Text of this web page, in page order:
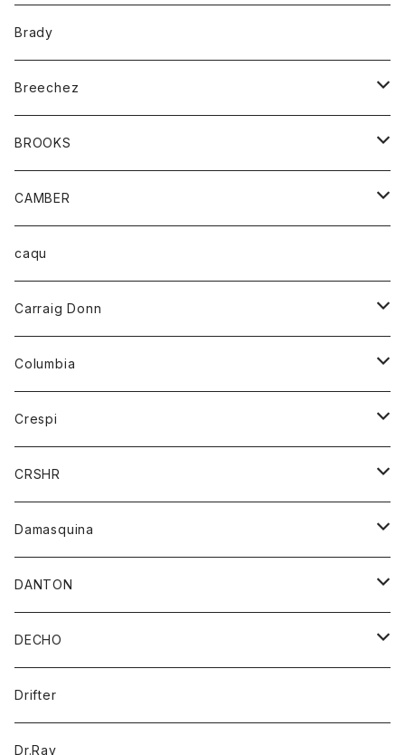
コート
バッグ
ベルト
キッズ
Tシャツ
グッズ
アンダーウェアー
カードホルダー
チーフ
バンダナ
トップス
カーディガン
トレーナー
パーカー
ボトム
オーバーオール
ショートパンツ
レディース
オーバーオール
カーディガン
Tシャツ
パーカー
Brady
Breechez
シャツ
BROOKS
グッズ
靴
CAMBER
トップス
ハーフスリーブTシャツ
caqu
Carraig Donn
ニット
Columbia
アウター
ジャケット
Crespi
ジャケット
ワンピース
ブラウス
CRSHR
キャップ
Damasquina
ウォレット
カードケース
バッグ
DANTON
アウター
コート
ジャケット
アクセサリー
バッグ
キッズ
DECHO
帽子
Drifter
Dr.Ray